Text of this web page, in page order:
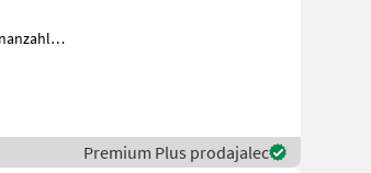
Premium Plus prodajalec